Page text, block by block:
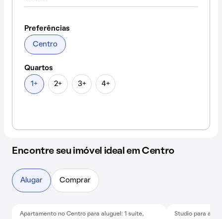
Preferências
Centro
Quartos
1+ 2+ 3+ 4+
Encontre seu imóvel ideal em Centro
Exclusivo Anúncio novo
Apartamento no Centro para aluguel: 1 suíte, Studio para
Alugar Comprar